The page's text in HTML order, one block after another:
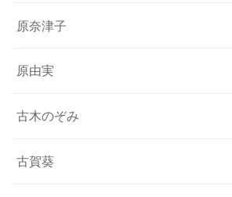
原奈津子
原由実
古木のぞみ
古賀葵